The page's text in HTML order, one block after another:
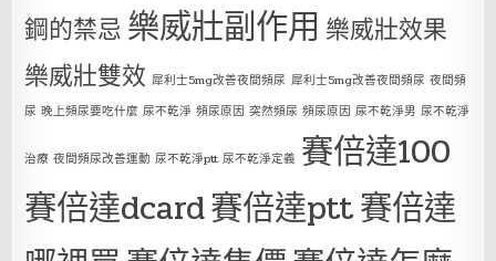
鋼的禁忌 樂威壯副作用 樂威壯效果
樂威壯雙效 犀利士5mg改善夜間頻尿 犀利士5mg改善夜間頻尿 夜間頻
尿 晚上頻尿要吃什麼 尿不乾淨 頻尿原因 突然頻尿 頻尿原因 尿不乾淨男 尿不乾淨
治療 夜間頻尿改善運動 尿不乾淨ptt 尿不乾淨定義 賽倍達100
賽倍達dcard賽倍達ptt賽倍達